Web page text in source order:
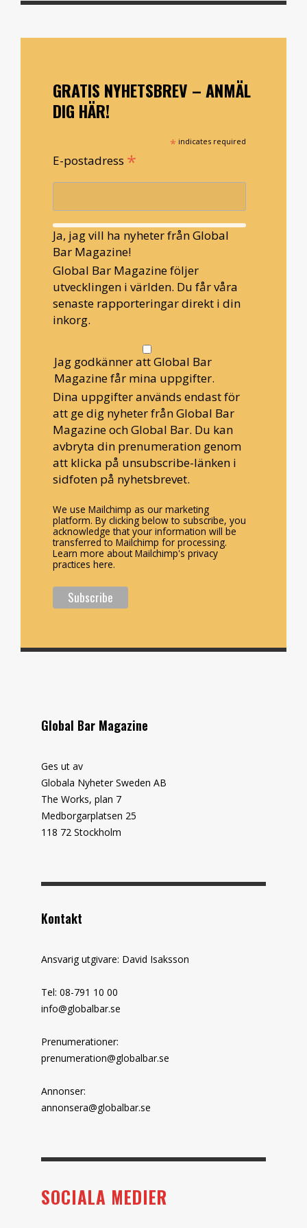
GRATIS NYHETSBREV – ANMÄL
DIG HÄR!
* indicates required
E-postadress *
Ja, jag vill ha nyheter från Global
Bar Magazine!
Global Bar Magazine följer
utvecklingen i världen. Du får våra
senaste rapporteringar direkt i din
inkorg.
Jag godkänner att Global Bar
Magazine får mina uppgifter.
Dina uppgifter används endast för
att ge dig nyheter från Global Bar
Magazine och Global Bar. Du kan
avbryta din prenumeration genom
att klicka på unsubscribe-länken i
sidfoten på nyhetsbrevet.
We use Mailchimp as our marketing
platform. By clicking below to subscribe, you
acknowledge that your information will be
transferred to Mailchimp for processing.
Learn more about Mailchimp's privacy
practices here.
Global Bar Magazine
Ges ut av
Globala Nyheter Sweden AB
The Works, plan 7
Medborgarplatsen 25
118 72 Stockholm
Kontakt
Ansvarig utgivare: David Isaksson
Tel: 08-791 10 00
info@globalbar.se
Prenumerationer:
prenumeration@globalbar.se
Annonser:
annonsera@globalbar.se
SOCIALA MEDIER